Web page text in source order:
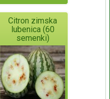
Citron zimska
lubenica (60
semenki)